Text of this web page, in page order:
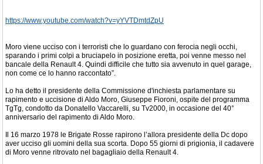
https://www.youtube.com/watch?v=yYVTDmtdZpU
Moro viene ucciso con i terroristi che lo guardano con ferocia negli occhi,
sparando i primi colpi a bruciapelo in posizione eretta, poi venne messo nel
bancale della Renault 4. Quindi difficile che tutto sia avvenuto in quel garage,
non come ce lo hanno raccontato”.
Lo ha detto il presidente della Commissione d'inchiesta parlamentare su
rapimento e uccisione di Aldo Moro, Giuseppe Fioroni, ospite del programma
TgTg, condotto da Donatello Vaccarelli, su Tv2000, in occasione del 40°
anniversario del rapimento di Aldo Moro.
Il 16 marzo 1978 le Brigate Rosse rapirono lʼallora presidente della Dc dopo
aver ucciso gli uomini della sua scorta. Dopo 55 giorni di prigionia, il cadavere
di Moro venne ritrovato nel bagagliaio della Renault 4.